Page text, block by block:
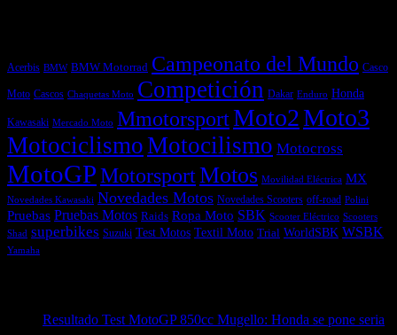
Acerbis BMW BMW Motorrad Campeonato del Mundo Casco
Moto Cascos Chaquetas Moto Competición Dakar Enduro Honda
Kawasaki Mercado Moto MmotorsportMoto2Moto3
MotociclismoMotocilismo Motocross
MotoGPMotorsportMotos Movilidad Eléctrica MX
Novedades Kawasaki Novedades Motos Novedades Scooters off-road Polini
Pruebas Pruebas Motos Raids Ropa Moto SBK Scooter Eléctrico Scooters
Shad superbikes Suzuki Test Motos Textil Moto Trial WorldSBK WSBK
Yamaha
Resultado Test MotoGP 850cc Mugello: Honda se pone seria